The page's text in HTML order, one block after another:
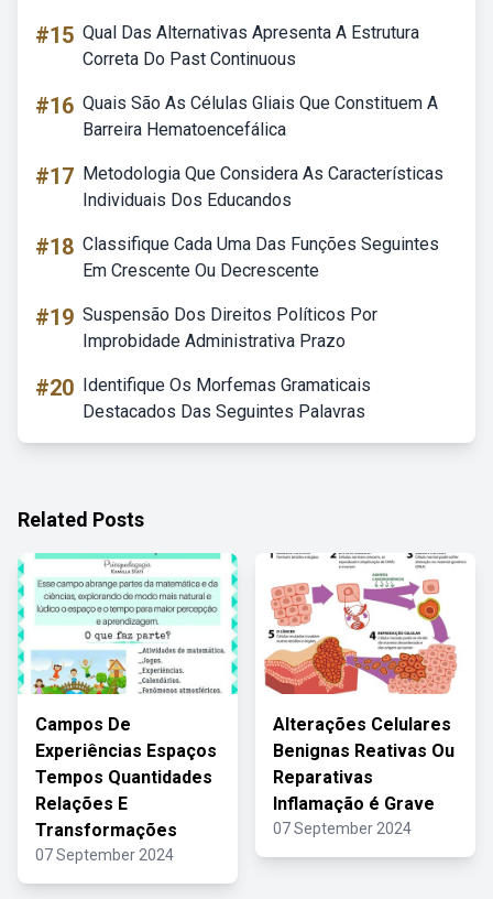
#15 Qual Das Alternativas Apresenta A Estrutura
Correta Do Past Continuous
#16 Quais São As Células Gliais Que Constituem A
Barreira Hematoencefálica
#17 Metodologia Que Considera As Características
Individuais Dos Educandos
#18 Classifique Cada Uma Das Funções Seguintes
Em Crescente Ou Decrescente
#19 Suspensão Dos Direitos Políticos Por
Improbidade Administrativa Prazo
#20 Identifique Os Morfemas Gramaticais
Destacados Das Seguintes Palavras
Related Posts
Campos De
Experiências Espaços
Tempos Quantidades
Relações E
Transformações
07 September 2024
Alterações Celulares
Benignas Reativas Ou
Reparativas
Inflamação é Grave
07 September 2024